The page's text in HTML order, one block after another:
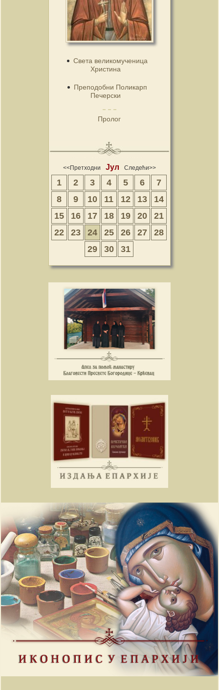
Света великомученица
Христина
Преподобни Поликарп
Печерски
Пролог
<<Претходни Јул Следећи>>
1 2 3 4 5 6
7
8
9 10 11 12 13
14
15
16 17 18 19 20
21
22
23 24 25 26 27
28
29
30 31